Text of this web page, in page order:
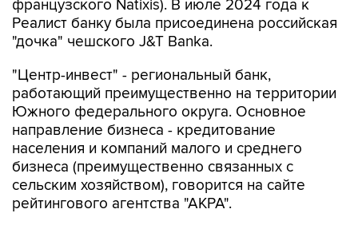
французского Natixis). В июле 2024 года к
Реалист банку была присоединена российская
"дочка" чешского J&T Banka.
"Центр-инвест" - региональный банк,
работающий преимущественно на территории
Южного федерального округа. Основное
направление бизнеса - кредитование
населения и компаний малого и среднего
бизнеса (преимущественно связанных с
сельским хозяйством), говорится на сайте
рейтингового агентства "АКРА".